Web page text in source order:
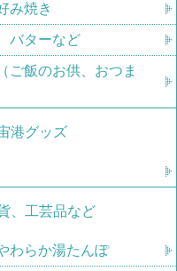
み焼き
バターなど
ご飯のお供、おつま
港グッズ
、工芸品など
わらか湯たんぽ